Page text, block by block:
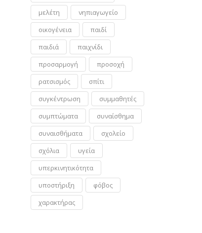
μελέτη
νηπιαγωγείο
οικογένεια
παιδί
παιδιά
παιχνίδι
προσαρμογή
προσοχή
ρατσισμός
σπίτι
συγκέντρωση
συμμαθητές
συμπτώματα
συναίσθημα
συναισθήματα
σχολείο
σχόλια
υγεία
υπερκινητικότητα
υποστήριξη
φόβος
χαρακτήρας